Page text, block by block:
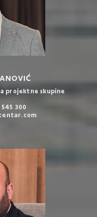
projektne skupine
300